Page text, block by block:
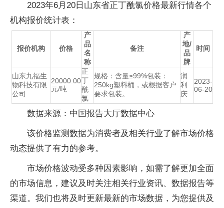
2023年6月20日山东省正丁酰氯价格最新行情各个
机构报价统计表：
报价机构 价格
产
品
名
称
备注
产
地/
品
牌
时间
山东九福生
物科技有限
公司
20000.00
元/吨
正
丁
酰
氯
规格：含量≥99%包装：
250kg塑料桶，或根据客户
要求包装。
润
利
庆
2023-
06-20
数据来源：中国报告大厅数据中心
该价格监测数据为消费者及相关行业了解市场价格
动态提供了有力的参考。
市场价格波动受多种因素影响，如需了解更加全面
的市场信息，建议及时关注相关行业资讯、数据报告等
渠道。我们也将及时更新最新的市场数据，为您提供及